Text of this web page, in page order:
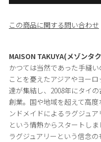
この商品に関する問い合わせ
MAISON TAKUYA(メゾンタ
かつては当然であった手縫
ことを憂えたアジアやヨー
達が集結し、2008年にタイ
創業。国や地域を超えて高
ンドメイドによるラグジュ
という情熱からスタートし
ラグジュアリーという信念